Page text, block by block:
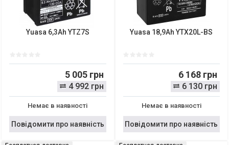
Yuasa 6,3Ah YTZ7S
5 005 грн
4 992 грн
Немає в наявності
Повідомити про наявність
Yuasa 18,9Ah YTX20L-BS
6 168 грн
6 130 грн
Немає в наявності
Повідомити про наявність